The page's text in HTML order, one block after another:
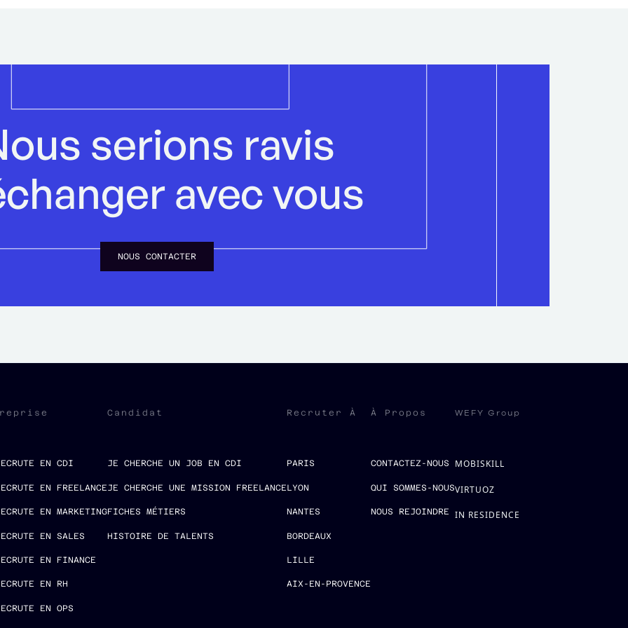
serions ravis
avec vous
NOUS CONTACTER
EN CDI
EN FREELANCE
EN MARKETING
EN SALES
EN FINANCE
EN RH
EN OPS
Candidat
JE CHERCHE UN JOB EN CDI
JE CHERCHE UNE MISSION FREELANCE
FICHES MÉTIERS
HISTOIRE DE TALENTS
Recruter À
PARIS
LYON
NANTES
BORDEAUX
LILLE
AIX-EN-PROVENCE
À Propos
CONTACTEZ-NOUS
QUI SOMMES-NOUS
NOUS REJOINDRE
WEFY Group
MOBISKILL
VIRTUOZ
IN RESIDENCE